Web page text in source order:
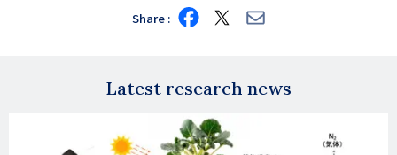
Share Share
on
Share
on
Share
via
Latest research news